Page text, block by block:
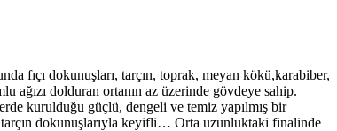
fıçı dokunuşları, tarçın, toprak, meyan kökü,karabiber,
ağızı dolduran ortanın az üzerinde gövdeye sahip.
kurulduğu güçlü, dengeli ve temiz yapılmış bir
dokunuşlarıyla keyifli… Orta uzunluktaki finalinde